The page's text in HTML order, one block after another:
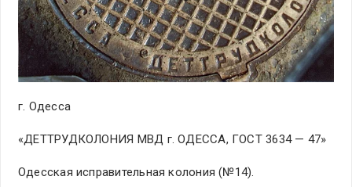
г. Одесса
«ДЕТТРУДКОЛОНИЯ МВД г. ОДЕССА, ГОСТ 3634 — 47»
Одесская исправительная колония (№14).